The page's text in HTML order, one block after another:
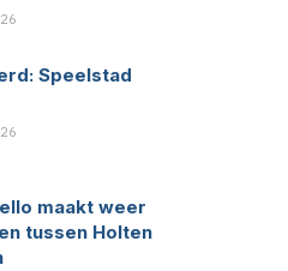
Speelstad
maakt weer
tussen Holten